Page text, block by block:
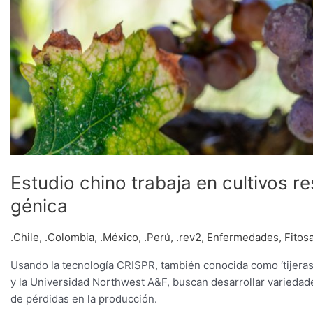
Estudio chino trabaja en cultivos
génica
.Chile, .Colombia, .México, .Perú, .rev2, Enfermedades,
Usando la tecnología CRISPR, también conocida como
y la Universidad Northwest A&F, buscan desarrollar
de pérdidas en la producción.